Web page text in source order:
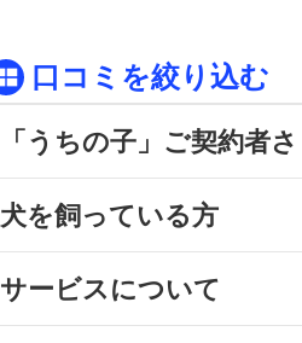
口コミを絞り込む
「うちの子」ご契約者さ
犬を飼っている方
サービスについて